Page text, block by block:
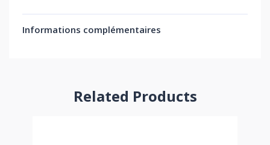
Informations complémentaires
Related Products